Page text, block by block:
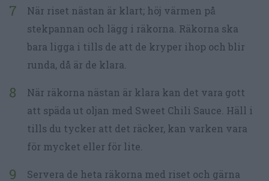
När riset nästan är klart; höj värmen på
stekpannan och lägg i räkorna. Räkorna ska
bara ligga i tills de att de kryper ihop och blir
runda, då är de klara.
När räkorna nästan är klara kan det vara gott
att späda ut oljan med Sweet Chili Sauce. Häll i
tills du tycker att det räcker, kan varken vara
för mycket eller för lite.
Servera de heta räkorna med riset och gärna